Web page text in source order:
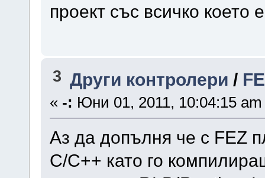
проект със всичко
3 Други контролери /
« -: Юни 01, 2011, 10:04:15 am
Аз да допълня че с FEZ
C/C++ като го